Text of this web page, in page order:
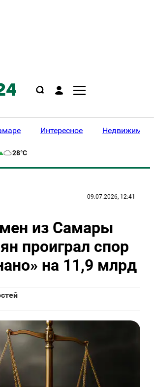
Интересное
28°C
09.07.2026, 12:41
из Самары
проиграл спор
на 11,9 млрд